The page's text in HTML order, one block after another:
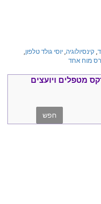
, קינסיולוגיה, יוסי גולד טלפון,
מוח אחד
מטפלים ויועצים